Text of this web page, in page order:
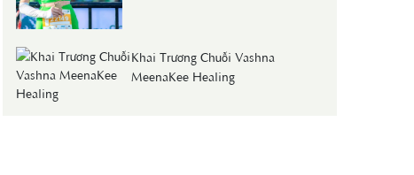
Khai Trương Chuỗi Vashna
MeenaKee Healing